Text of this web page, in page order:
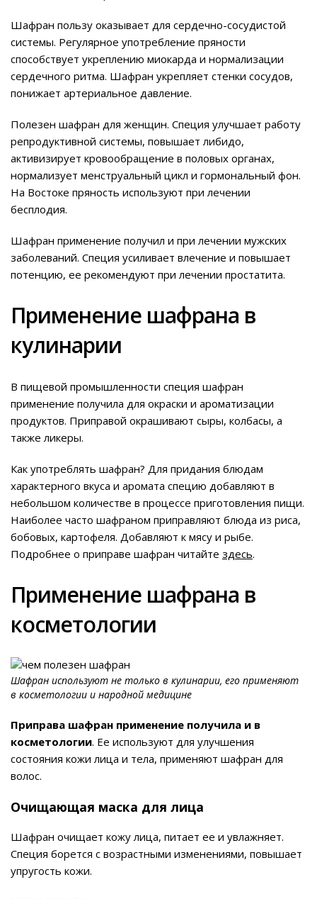
Шафран пользу оказывает для сердечно-сосудистой
системы. Регулярное употребление пряности
способствует укреплению миокарда и нормализации
сердечного ритма. Шафран укрепляет стенки сосудов,
понижает артериальное давление.
Полезен шафран для женщин. Специя улучшает работу
репродуктивной системы, повышает либидо,
активизирует кровообращение в половых органах,
нормализует менструальный цикл и гормональный фон.
На Востоке пряность используют при лечении
бесплодия.
Шафран применение получил и при лечении мужских
заболеваний. Специя усиливает влечение и повышает
потенцию, ее рекомендуют при лечении простатита.
Применение шафрана в
кулинарии
В пищевой промышленности специя шафран
применение получила для окраски и ароматизации
продуктов. Приправой окрашивают сыры, колбасы, а
также ликеры.
Как употреблять шафран? Для придания блюдам
характерного вкуса и аромата специю добавляют в
небольшом количестве в процессе приготовления пищи.
Наиболее часто шафраном приправляют блюда из риса,
бобовых, картофеля. Добавляют к мясу и рыбе.
Подробнее о приправе шафран читайте здесь.
Применение шафрана в
косметологии
Шафран используют не только в кулинарии, его применяют
в косметологии и народной медицине
Приправа шафран применение получила и в
косметологии. Ее используют для улучшения
состояния кожи лица и тела, применяют шафран для
волос.
Очищающая маска для лица
Шафран очищает кожу лица, питает ее и увлажняет.
Специя борется с возрастными изменениями, повышает
упругость кожи.